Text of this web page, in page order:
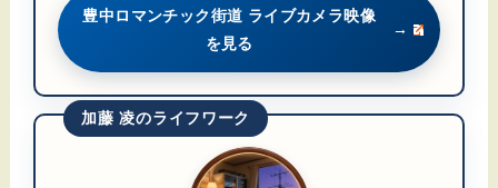
豊中ロマンチック街道 ライブカメラ映像
を見る
→
加藤 凌のライフワーク